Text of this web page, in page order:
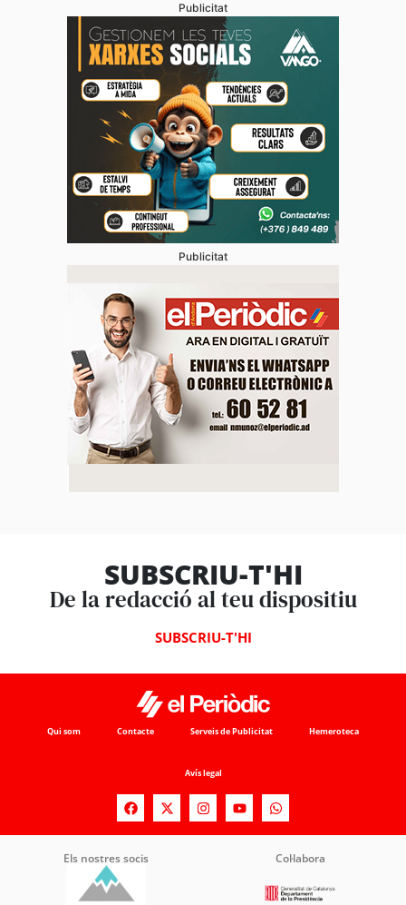
Publicitat
Publicitat
SUBSCRIU-T'HI
De la redacció al teu dispositiu
SUBSCRIU-T'HI
Qui som Contacte Serveis de Publicitat Hemeroteca
Avís legal
Els nostres socis Col·labora